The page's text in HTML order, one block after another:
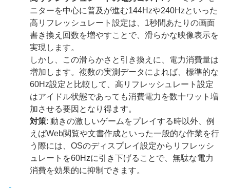
ニターを中心に普及が進む144Hzや240Hzといった
高リフレッシュレート設定は、1秒間あたりの画面
書き換え回数を増やすことで、滑らかな映像表示を
実現します。
しかし、この滑らかさと引き換えに、電力消費量は
増加します。複数の実測データによれば、標準的な
60Hz設定と比較して、高リフレッシュレート設定
はアイドル状態であっても消費電力を数十ワット増
加させる要因となり得ます。
対策: 動きの激しいゲームをプレイする時以外、例
えばWeb閲覧や文書作成といった一般的な作業を行
う際には、OSのディスプレイ設定からリフレッシ
ュレートを60Hzに引き下げることで、無駄な電力
消費を効果的に抑制できます。